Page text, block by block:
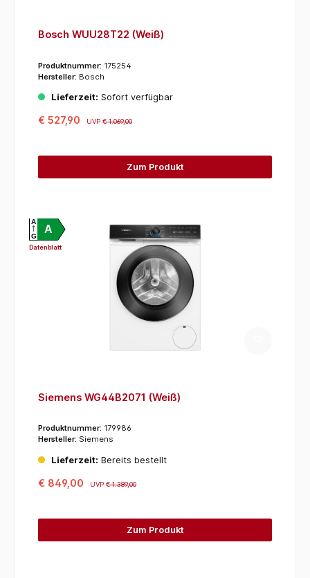
Bosch WUU28T22 (Weiß)
Produktnummer: 175254
Hersteller: Bosch
Lieferzeit: Sofort verfügbar
€ 527,90 UVP€ 1.069,00
Zum Produkt
A
A
G
Datenblatt
Siemens WG44B2071 (Weiß)
Produktnummer: 179986
Hersteller: Siemens
Lieferzeit: Bereits bestellt
€ 849,00 UVP€ 1.389,00
Zum Produkt